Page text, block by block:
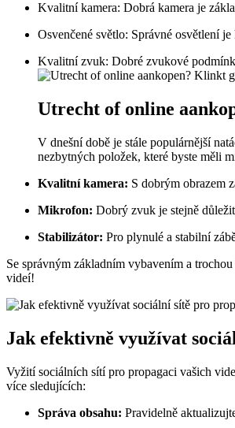
Kvalitní kamera: Dobrá kamera je
Osvenčené světlo: Správné osvětlení
Kvalitní zvuk: Dobré zvukové
Utrecht of online
V dnešní době je stále populárnější
nezbytných položek, které byste měli
Kvalitní kamera: S dobrým obrazem
Mikrofon: Dobrý zvuk je stejně
Stabilizátor: Pro plynulé a stabilní
Se správným základním vybavením a
videí!
Jak efektivně využívat
Vyžití sociálních sítí pro propagaci vašich
více sledujících:
Správa obsahu: Pravidelně